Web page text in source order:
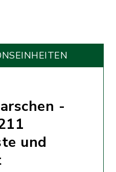
-
und